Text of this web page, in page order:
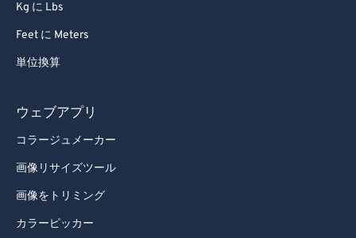
Kg に Lbs
Feet に Meters
単位換算
ウェブアプリ
コラージュメーカー
画像リサイズツール
画像をトリミング
カラーピッカー